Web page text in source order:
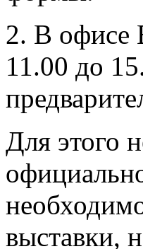
2. В офисе
11.00 до
Для этого
выставки,